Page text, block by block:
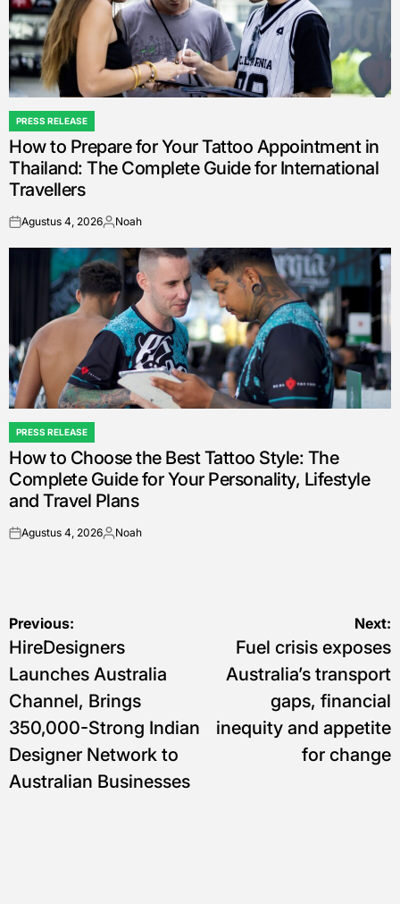
POSTED
IN
PRESS RELEASE
How to Prepare for Your Tattoo Appointment in
Thailand: The Complete Guide for International
Travellers
onAgustus 4, 2026Posted
Noah
POSTED
IN
PRESS RELEASE
How to Choose the Best Tattoo Style: The
Complete Guide for Your Personality, Lifestyle
and Travel Plans
onAgustus 4, 2026Posted
Noah
Navigasi
pos
Previous:
HireDesigners
Launches Australia
Channel, Brings
350,000-Strong Indian
Designer Network to
Australian Businesses
Next:
Fuel crisis exposes
Australia’s transport
gaps, financial
inequity and appetite
for change